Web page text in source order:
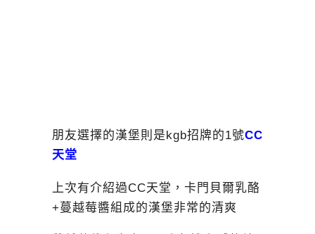
朋友選擇的漢堡則是kgb招牌的1號CC
天堂
上次有介紹過CC天堂，卡門貝爾乳酪
+蔓越莓醬組成的漢堡非常的清爽